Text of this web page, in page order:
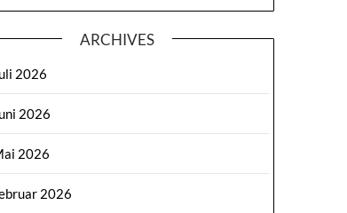
ARCHIVES
2026
2026
2026
2026